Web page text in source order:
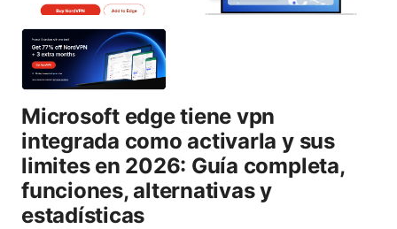
Microsoft edge tiene vpn
integrada como activarla y sus
limites en 2026: Guía completa,
funciones, alternativas y
estadísticas